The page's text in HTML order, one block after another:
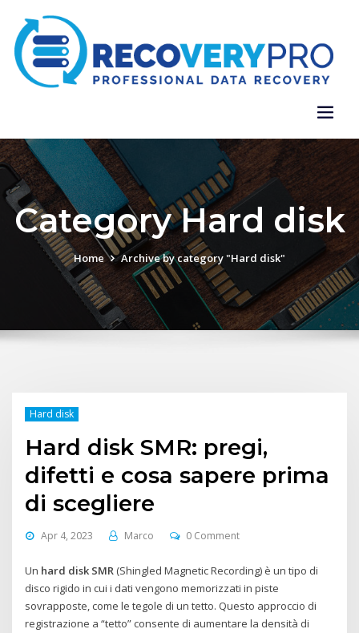
Category Hard disk
Home Archive by category "Hard disk"
Hard disk
Hard disk SMR: pregi,
difetti e cosa sapere prima
di scegliere
Apr 4, 2023 Marco 0 Comment
Un hard disk SMR (Shingled Magnetic Recording) è un tipo di
disco rigido in cui i dati vengono memorizzati in piste
sovrapposte, come le tegole di un tetto. Questo approccio di
registrazione a “tetto” consente di aumentare la densità di